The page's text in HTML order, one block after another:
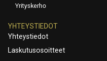
Yrityskerho
YHTEYSTIEDOT
Yhteystiedot
Laskutusosoitteet